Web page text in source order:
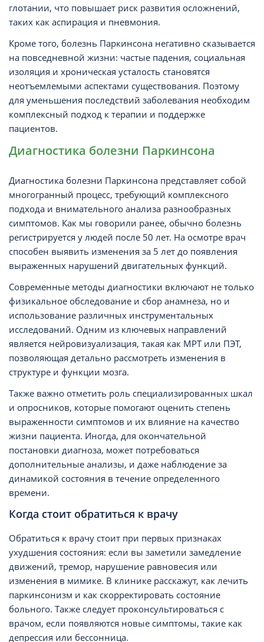
глотании, что повышает риск развития осложнений,
таких как аспирация и пневмония.
Кроме того, болезнь Паркинсона негативно сказывается
на повседневной жизни: частые падения, социальная
изоляция и хроническая усталость становятся
неотъемлемыми аспектами существования. Поэтому
для уменьшения последствий заболевания необходим
комплексный подход к терапии и поддержке
пациентов.
Диагностика болезни Паркинсона
Диагностика болезни Паркинсона представляет собой
многогранный процесс, требующий комплексного
подхода и внимательного анализа разнообразных
симптомов. Как мы говорили ранее, обычно болезнь
регистрируется у людей после 50 лет. На осмотре врач
способен выявить изменения за 5 лет до появления
выраженных нарушений двигательных функций.
Современные методы диагностики включают не только
физикальное обследование и сбор анамнеза, но и
использование различных инструментальных
исследований. Одним из ключевых направлений
является нейровизуализация, такая как МРТ или ПЭТ,
позволяющая детально рассмотреть изменения в
структуре и функции мозга.
Также важно отметить роль специализированных шкал
и опросников, которые помогают оценить степень
выраженности симптомов и их влияние на качество
жизни пациента. Иногда, для окончательной
постановки диагноза, может потребоваться
дополнительные анализы, и даже наблюдение за
динамикой состояния в течение определенного
времени.
Когда стоит обратиться к врачу
Обратиться к врачу стоит при первых признаках
ухудшения состояния: если вы заметили замедление
движений, тремор, нарушение равновесия или
изменения в мимике. В клинике расскажут, как лечить
паркинсонизм и как скорректировать состояние
больного. Также следует проконсультироваться с
врачом, если появляются новые симптомы, такие как
депрессия или бессонница.